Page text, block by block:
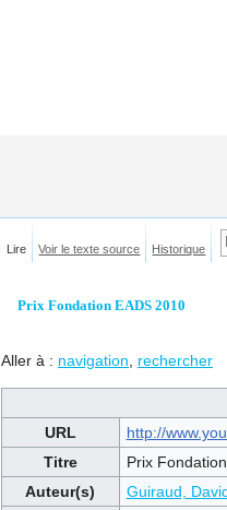
Prix Fondation EADS 2010
Aller à : navigation rechercher
URL
http://
Titre
Prix
Auteur(s)
Guiraud,
Lire Voir le texte source Historique